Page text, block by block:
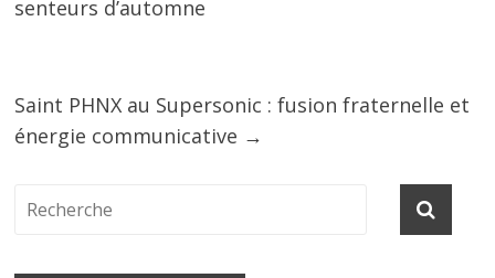
senteurs d’automne
Saint PHNX au Supersonic : fusion fraternelle et
énergie communicative →